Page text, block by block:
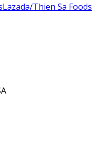
Lazada/Thien Sa Foods